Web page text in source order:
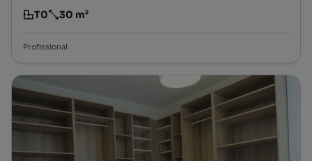
Tipologia
T0
Preço por metro quadrado
30 m²
Profissional